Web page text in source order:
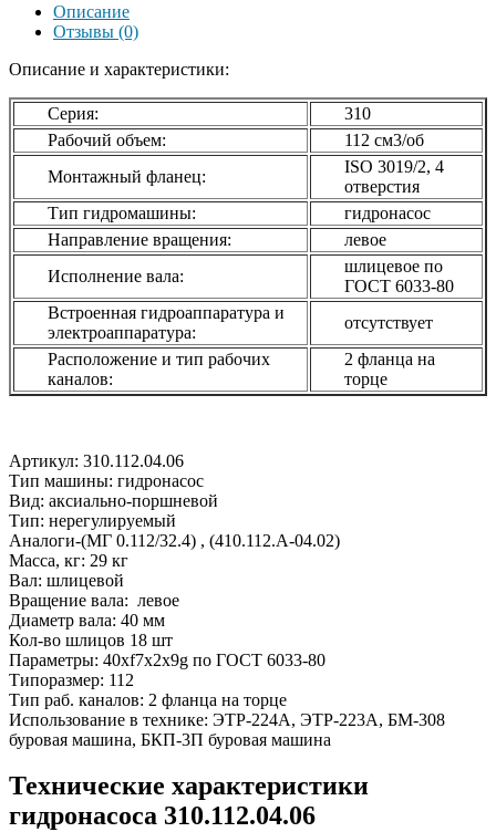
Описание
Отзывы (0)
Описание и характеристики:
Серия:
310
Рабочий объем:
112 см3/об
Монтажный фланец:
ISO 3019/2, 4
отверстия
Тип гидромашины:
гидронасос
Направление вращения:
левое
Исполнение вала:
шлицевое по
ГОСТ 6033-80
Встроенная гидроаппаратура и
электроаппаратура:
отсутствует
Расположение и тип рабочих
каналов:
2 фланца на
торце
Артикул: 310.112.04.06
Тип машины: гидронасос
Вид: аксиально-поршневой
Тип: нерегулируемый
Аналоги-(МГ 0.112/32.4) , (410.112.А-04.02)
Масса, кг: 29 кг
Вал: шлицевой
Вращение вала: левое
Диаметр вала: 40 мм
Кол-во шлицов 18 шт
Параметры: 40хf7х2x9g по ГОСТ 6033-80
Типоразмер: 112
Тип раб. каналов: 2 фланца на торце
Использование в технике: ЭТР-224А, ЭТР-223А, БМ-308
буровая машина, БКП-3П буровая машина
Технические характеристики
гидронасоса 310.112.04.06